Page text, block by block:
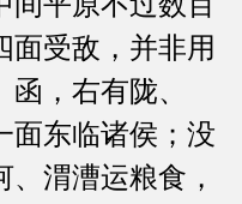
面受敌，并非用
，右有陇、
面东临诸侯；没
渭漕运粮食，